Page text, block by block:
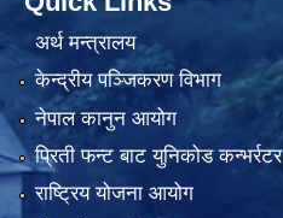
अर्थ मन्त्रालय
केन्द्रीय पञ्जिकरण विभाग
नेपाल कानुन आयोग
प्रिती फन्ट बाट युनिकोड कन्भर्रटर
राष्ट्रिय योजना आयोग